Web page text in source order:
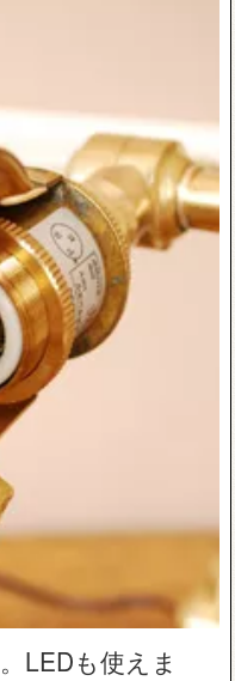
LEDも使えま